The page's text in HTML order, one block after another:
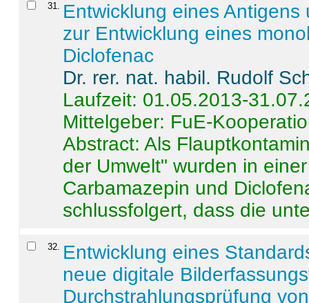
31. Entwicklung eines
zur Entwicklung eines
Diclofenac
Dr. rer. nat. habil. Rudolf
Laufzeit: 01.05.2013-
Mittelgeber: FuE-
Abstract:Als
der Umwelt" wurden in
Carbamazepin und
schlussfolgert, dass die
32. Entwicklung eines
neue digitale
Durchstrahlungsprüfung